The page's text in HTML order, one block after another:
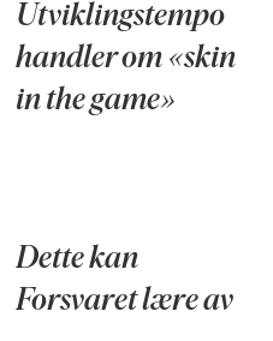
Utviklingstempo
handler om «skin
in the game»
Dette kan
Forsvaret lære av